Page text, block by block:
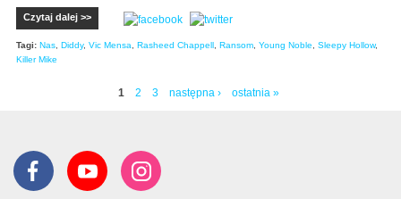
Czytaj dalej >>
Tagi: Nas Diddy, Vic Mensa Rasheed Chappell Ransom Young Noble Sleepy Hollow,
Killer Mike
1 2 3 następna › ostatnia »